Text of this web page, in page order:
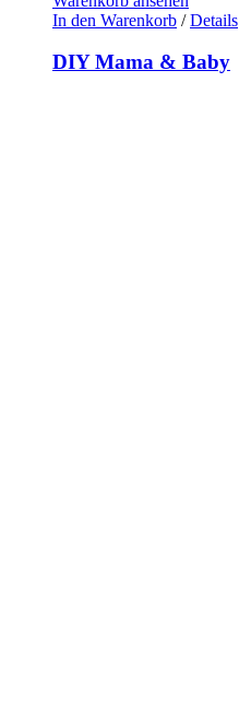
In den Warenkorb / Details
DIY Mama & Baby